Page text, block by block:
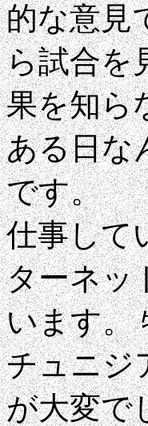
的な意見
ら試合を
果を知ら
ある日な
です。
仕事して
ターネッ
います。
チュニジ
が大変で